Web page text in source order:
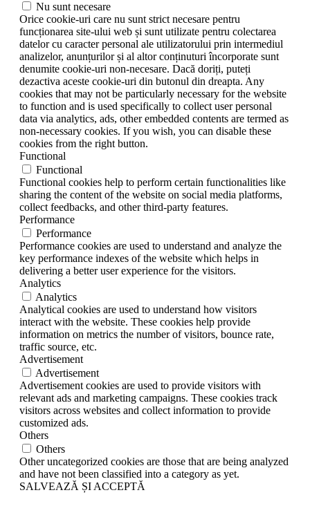
Nu sunt necesare
Orice cookie-uri care nu sunt strict necesare pentru
funcționarea site-ului web și sunt utilizate pentru colectarea
datelor cu caracter personal ale utilizatorului prin intermediul
analizelor, anunțurilor și al altor conținuturi încorporate sunt
denumite cookie-uri non-necesare. Dacă doriți, puteți
dezactiva aceste cookie-uri din butonul din dreapta. Any
cookies that may not be particularly necessary for the website
to function and is used specifically to collect user personal
data via analytics, ads, other embedded contents are termed as
non-necessary cookies. If you wish, you can disable these
cookies from the right button.
Functional
Functional
Functional cookies help to perform certain functionalities like
sharing the content of the website on social media platforms,
collect feedbacks, and other third-party features.
Performance
Performance
Performance cookies are used to understand and analyze the
key performance indexes of the website which helps in
delivering a better user experience for the visitors.
Analytics
Analytics
Analytical cookies are used to understand how visitors
interact with the website. These cookies help provide
information on metrics the number of visitors, bounce rate,
traffic source, etc.
Advertisement
Advertisement
Advertisement cookies are used to provide visitors with
relevant ads and marketing campaigns. These cookies track
visitors across websites and collect information to provide
customized ads.
Others
Others
Other uncategorized cookies are those that are being analyzed
and have not been classified into a category as yet.
SALVEAZĂ ȘI ACCEPTĂ